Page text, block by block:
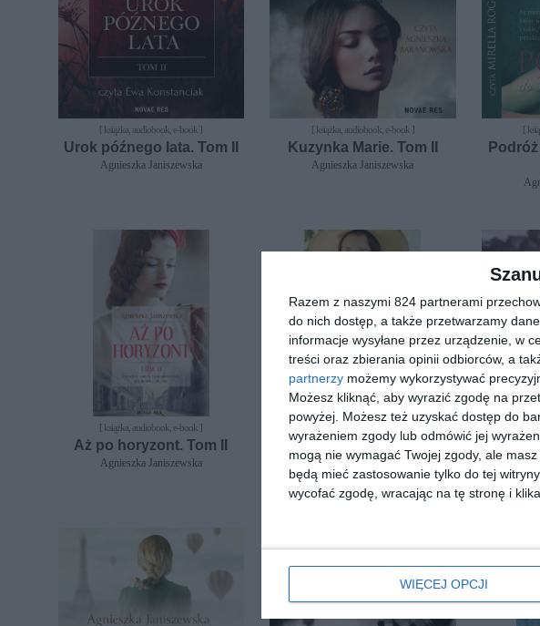
Razem z naszymi 824 partnerami
do nich dostęp, a także przetwarzamy
informacje wysyłane przez urządzenie, w
treści oraz zbierania opinii odbiorców, a
partnerzy możemy wykorzystywać
Możesz kliknąć, aby wyrazić zgodę na
powyżej. Możesz też uzyskać dostęp do
wyrażeniem zgody lub odmówić jej
mogą nie wymagać Twojej zgody, ale
będą mieć zastosowanie tylko do tej
wycofać zgodę, wracając na tę stronę i
WIĘCEJ OPCJI
[ książka, audiobook, e-book ]
Urok późnego lata. Tom II
Agnieszka Janiszewska
[ książka, audiobook, e-book ]
Kuzynka Marie. Tom II
Agnieszka Janiszewska
[
[ książka, audiobook, e-book ]
Aż po horyzont. Tom II
Agnieszka Janiszewska
[ książka, audiobook, e-book ]
Aż po horyzont. Tom I
Agnieszka Janiszewska
[
Owoce